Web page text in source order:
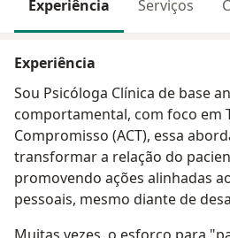
Experiência Serviços
Experiência
Sou Psicóloga Clínica de base
comportamental, com foco em
Compromisso (ACT), essa
transformar a relação do
promovendo ações alinhadas
pessoais, mesmo diante de